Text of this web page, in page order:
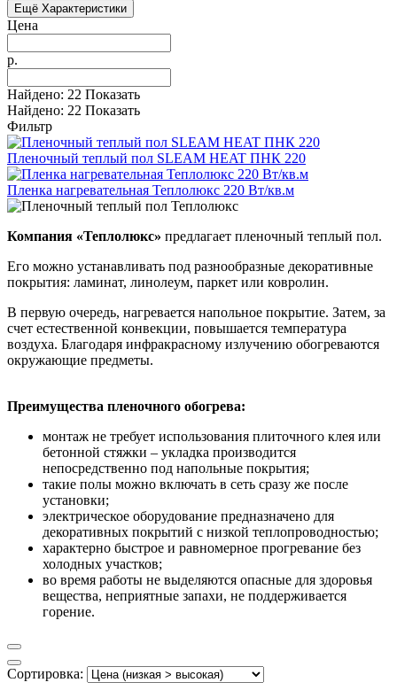
Ещё Характеристики
Цена
р.
Найдено: 22 Показать
Найдено: 22 Показать
Фильтр
Пленочный теплый пол SLEAM HEAT ПНК 220
Пленка нагревательная Теплолюкс 220 Вт/кв.м
Компания «Теплолюкс» предлагает пленочный теплый пол.
Его можно устанавливать под разнообразные декоративные
покрытия: ламинат, линолеум, паркет или ковролин.
В первую очередь, нагревается напольное покрытие. Затем, за
счет естественной конвекции, повышается температура
воздуха. Благодаря инфракрасному излучению обогреваются
окружающие предметы.
Преимущества пленочного обогрева:
монтаж не требует использования плиточного клея или
бетонной стяжки – укладка производится
непосредственно под напольные покрытия;
такие полы можно включать в сеть сразу же после
установки;
электрическое оборудование предназначено для
декоративных покрытий с низкой теплопроводностью;
характерно быстрое и равномерное прогревание без
холодных участков;
во время работы не выделяются опасные для здоровья
вещества, неприятные запахи, не поддерживается
горение.
Сортировка: